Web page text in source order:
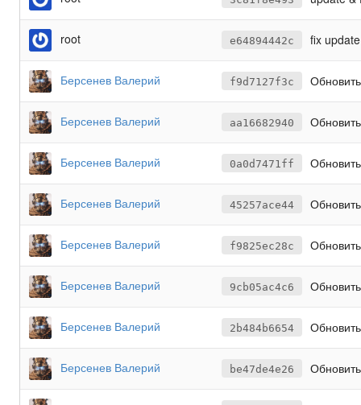
root e64894442c fix
Берсенев Валерий f9d7127f3c
Берсенев Валерий aa16682940
Берсенев Валерий 0a0d7471ff
Берсенев Валерий 45257ace44
Берсенев Валерий f9825ec28c
Берсенев Валерий 9cb05ac4c6
Берсенев Валерий 2b484b6654
Берсенев Валерий be47de4e26